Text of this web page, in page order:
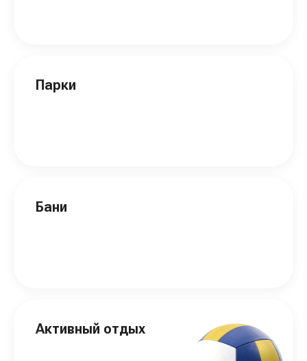
Парки
Бани
Активный отдых